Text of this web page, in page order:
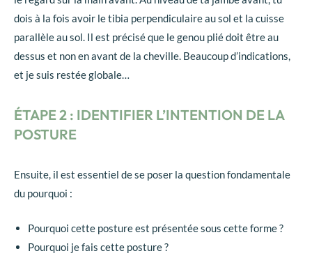
dois à la fois avoir le tibia perpendiculaire au sol et la cuisse
parallèle au sol. Il est précisé que le genou plié doit être au
dessus et non en avant de la cheville. Beaucoup d’indications,
et je suis restée globale…
ÉTAPE 2 : IDENTIFIER L’INTENTION DE LA
POSTURE
Ensuite, il est essentiel de se poser la question fondamentale
du pourquoi :
Pourquoi cette posture est présentée sous cette forme ?
Pourquoi je fais cette posture ?